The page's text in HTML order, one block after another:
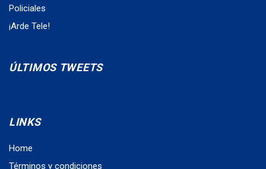
Policiales
¡Arde Tele!
ÚLTIMOS TWEETS
LINKS
Home
Términos y condiciones